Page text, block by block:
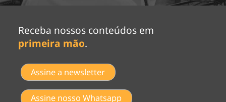
Receba nossos conteúdos em
primeira mão.
Assine a newsletter
Assine nosso Whatsapp